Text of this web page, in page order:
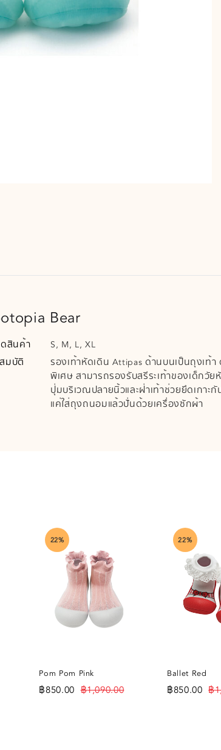
Bear
สินค้า
S, M, L, XL
มบัติ
รองเท้าหัดเดิน Attipas ด้านบนเป็นถุงเ
พิเศษ สามารถรองรับสรีระเท้าของเด็กวัย
ปุ่มบริเวณปลายนิ้วและฝ่าเท้าช่วยยึดเกาะ
แค่ใส่ถุงถนอมแล้วปั่นด้วยเครื่องซักผ้า
22%
Pom Pom Pink
฿850.00 ฿1,090.00
22%
Ballet Red
฿850.00 ฿